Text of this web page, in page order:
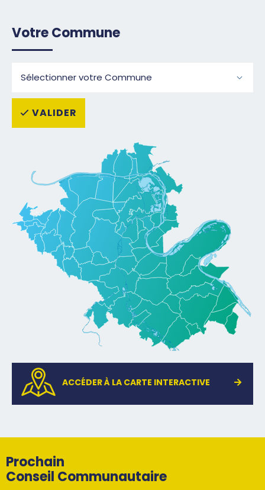
ACCÉDERÀ LA CARTE INTERACTIVE
Votre Commune
VALIDER
Prochain
Conseil Communautaire